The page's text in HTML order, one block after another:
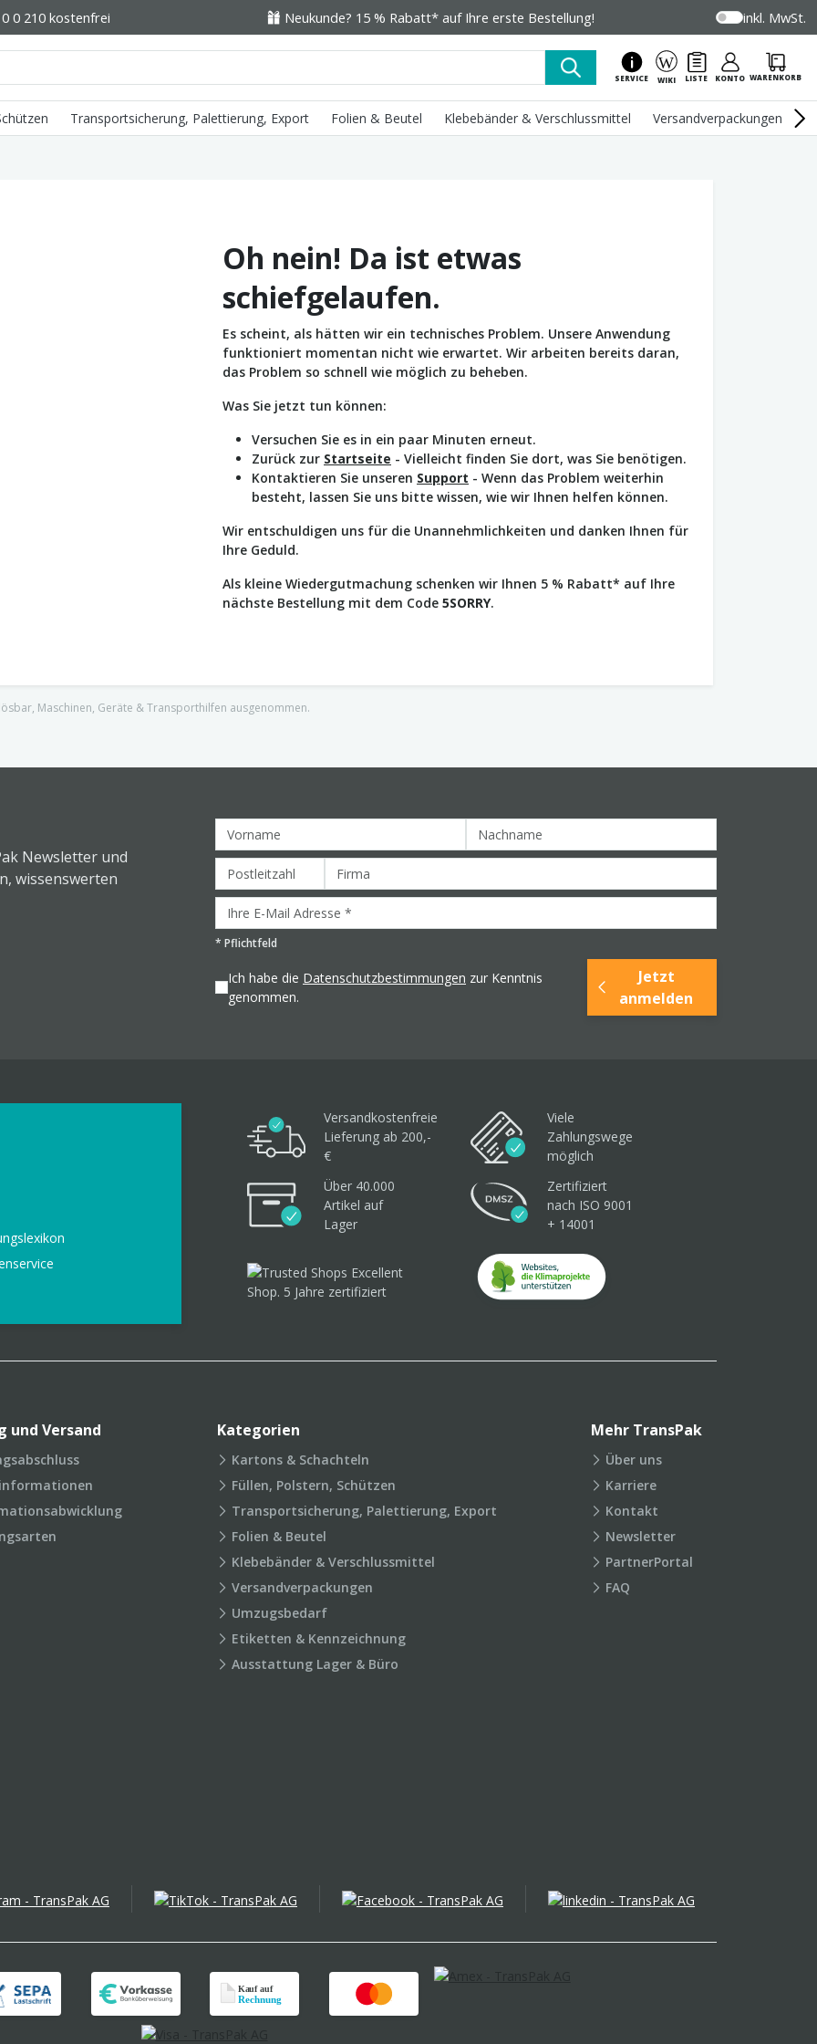
0 210 kostenfrei Neukunde? 15 % Rabatt* auf Ihre erste Bestellung! inkl. MwSt.
SERVICE WIKI LISTE KONTO WARENKORB
Transportsicherung, Palettierung, Export Folien & Beutel Klebebänder & Verschlussmittel Versandverpackungen
Oh nein! Da ist etwas
schiefgelaufen.
Es scheint, als hätten wir ein technisches Problem. Unsere Anwendung
funktioniert momentan nicht wie erwartet. Wir arbeiten bereits daran,
das Problem so schnell wie möglich zu beheben.
Was Sie jetzt tun können:
Versuchen Sie es in ein paar Minuten erneut.
Zurück zur Startseite - Vielleicht finden Sie dort, was Sie benötigen.
Kontaktieren Sie unseren Support - Wenn das Problem weiterhin
besteht, lassen Sie uns bitte wissen, wie wir Ihnen helfen können.
Wir entschuldigen uns für die Unannehmlichkeiten und danken Ihnen für
Ihre Geduld.
Als kleine Wiedergutmachung schenken wir Ihnen 5 % Rabatt* auf Ihre
nächste Bestellung mit dem Code 5SORRY.
Maschinen, Geräte & Transporthilfen ausgenommen.
Newsletter und
wissenswerten
* Pflichtfeld
Ich habe die Datenschutzbestimmungen zur Kenntnis
genommen.
Jetzt
anmelden
Versandkostenfreie
Lieferung ab 200,-
€
Viele
Zahlungswege
möglich
Über 40.000
Artikel auf
Lager
Zertifiziert
nach ISO 9001
+ 14001
und Versand Kategorien
Kartons & Schachteln
Füllen, Polstern, Schützen
Transportsicherung, Palettierung, Export
Folien & Beutel
Klebebänder & Verschlussmittel
Versandverpackungen
Umzugsbedarf
Etiketten & Kennzeichnung
Ausstattung Lager & Büro
Mehr TransPak
Über uns
Karriere
Kontakt
Newsletter
PartnerPortal
FAQ